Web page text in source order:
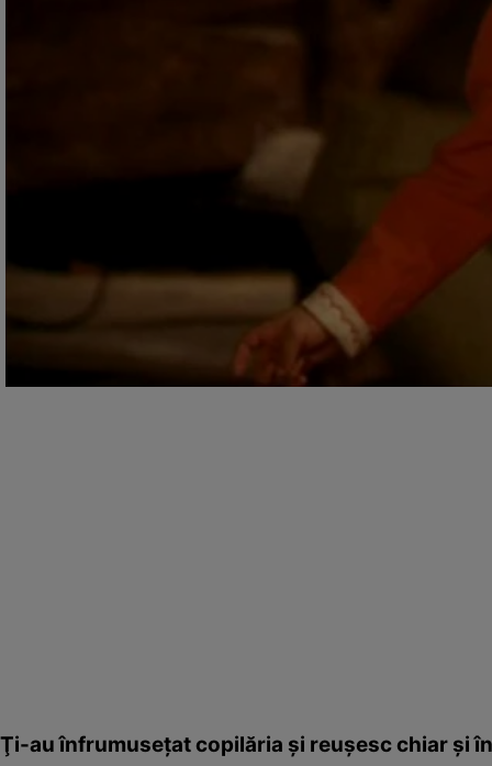
Ţi-au înfrumuseţat copilăria şi reuşesc chiar şi